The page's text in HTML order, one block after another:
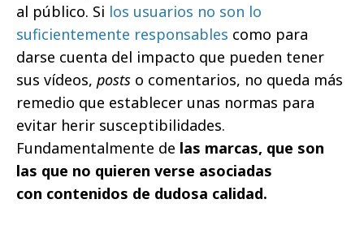
al público. Si los usuarios no son lo
suficientemente responsables como para
darse cuenta del impacto que pueden tener
sus vídeos, posts o comentarios, no queda más
remedio que establecer unas normas para
evitar herir susceptibilidades.
Fundamentalmente de las marcas, que son
las que no quieren verse asociadas
con contenidos de dudosa calidad.